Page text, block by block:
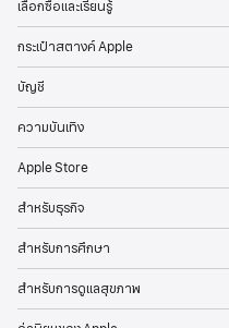
เลือกซื้อและเรียนรู้
กระเป๋าสตางค์ Apple
บัญชี
ความบันเทิง
Apple Store
สำหรับธุรกิจ
สำหรับการศึกษา
สำหรับการดูแลสุขภาพ